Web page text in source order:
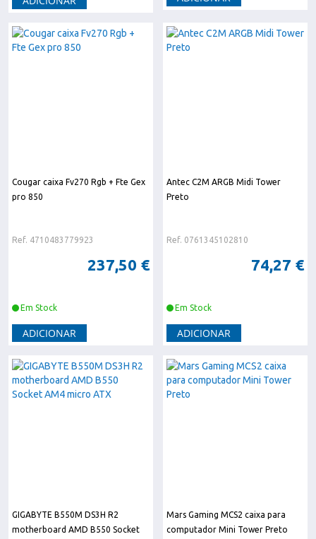
Cougar caixa Fv270 Rgb + Fte Gex
pro 850
Ref. 4710483779923
237,50 €
Em Stock
ADICIONAR
Antec C2M ARGB Midi Tower
Preto
Ref. 0761345102810
74,27 €
Em Stock
ADICIONAR
GIGABYTE B550M DS3H R2
motherboard AMD B550 Socket
Mars Gaming MCS2 caixa para
computador Mini Tower Preto